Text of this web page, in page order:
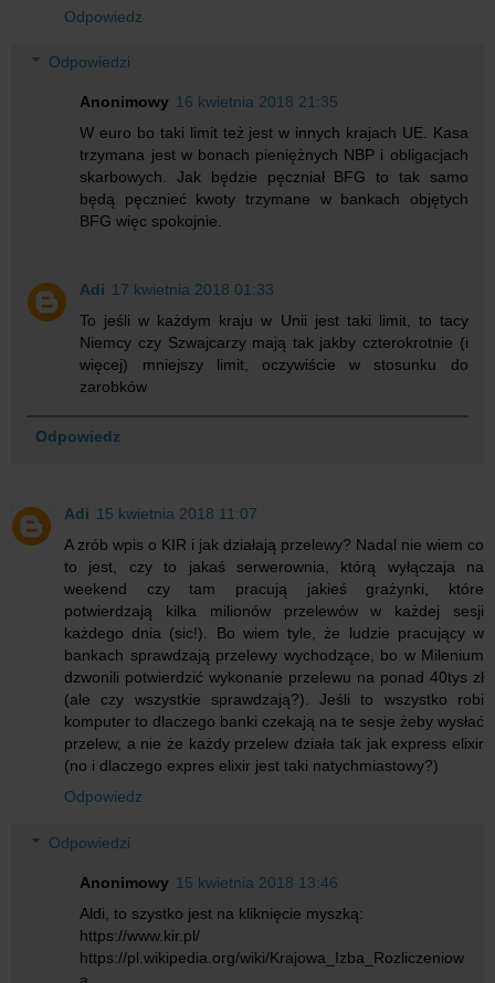
Odpowiedz
Odpowiedzi
Anonimowy 16 kwietnia 2018 21:35
W euro bo taki limit też jest w innych krajach UE. Kasa
trzymana jest w bonach pieniężnych NBP i obligacjach
skarbowych. Jak będzie pęczniał BFG to tak samo
będą pęcznieć kwoty trzymane w bankach objętych
BFG więc spokojnie.
Adi 17 kwietnia 2018 01:33
To jeśli w każdym kraju w Unii jest taki limit, to tacy
Niemcy czy Szwajcarzy mają tak jakby czterokrotnie (i
więcej) mniejszy limit, oczywiście w stosunku do
zarobków
Odpowiedz
Adi 15 kwietnia 2018 11:07
A zrób wpis o KIR i jak działają przelewy? Nadal nie wiem co
to jest, czy to jakaś serwerownia, którą wyłączaja na
weekend czy tam pracują jakieś grażynki, które
potwierdzają kilka milionów przelewów w każdej sesji
każdego dnia (sic!). Bo wiem tyle, że ludzie pracujący w
bankach sprawdzają przelewy wychodzące, bo w Milenium
dzwonili potwierdzić wykonanie przelewu na ponad 40tys zł
(ale czy wszystkie sprawdzają?). Jeśli to wszystko robi
komputer to dlaczego banki czekają na te sesje żeby wysłać
przelew, a nie że każdy przelew działa tak jak express elixir
(no i dlaczego expres elixir jest taki natychmiastowy?)
Odpowiedz
Odpowiedzi
Anonimowy 15 kwietnia 2018 13:46
Aldi, to szystko jest na kliknięcie myszką:
https://www.kir.pl/
https://pl.wikipedia.org/wiki/Krajowa_Izba_Rozliczeniow